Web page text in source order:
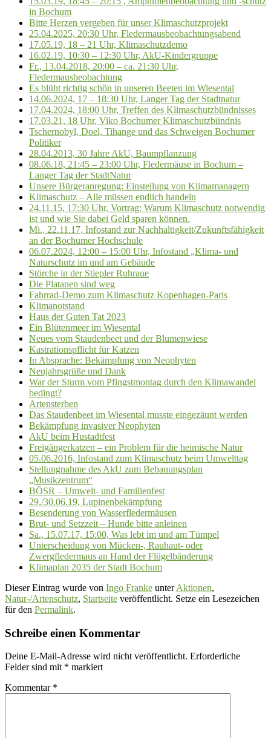
in Bochum
Bitte Herzen vergeben für unser Klimaschutzprojekt
25.04.2025, 20:30 Uhr, Fledermausbeobachtungsabend
17.05.19, 18 – 21 Uhr, Klimaschutzdemo
16.02.19, 10:30 – 12:30 Uhr, AkU-Kindergruppe
Fr., 13.04.2018, 20:00 – ca. 21:30 Uhr,
Fledermausbeobachtung
Es blüht richtig schön in unseren Beeten im Wiesental
14.06.2024, 17 – 18:30 Uhr, Langer Tag der Stadtnatur
17.04.2024, 18:00 Uhr, Treffen des Klimaschutzbündnisses
17.03.21, 18 Uhr, Viko Bochumer Klimaschutzbündnis
Tschernobyl, Doel, Tihange und das Schweigen Bochumer
Politiker
28.04.2013, 30 Jahre AkU, Baumpflanzung
08.06.18, 21:45 – 23:00 Uhr, Fledermäuse in Bochum –
Langer Tag der StadtNatur
Unsere Bürgeranregung: Einstellung von Klimamanagern
Klimaschutz – Alle müssen endlich handeln
24.11.15, 17:30 Uhr, Vortrag: Warum Klimaschutz notwendig
ist und wie Sie dabei Geld sparen können.
Mi., 22.11.17, Infostand zur Nachhaltigkeit/Zukunftsfähigkeit
an der Bochumer Hochschule
06.07.2024, 12:00 – 15:00 Uhr, Infostand „Klima- und
Naturschutz im und am Gebäude
Störche in der Stiepler Ruhraue
Die Platanen sind weg
Fahrrad-Demo zum Klimaschutz Kopenhagen-Paris
Klimanotstand
Haus der Guten Tat 2023
Ein Blütenmeer im Wiesental
Neues vom Staudenbeet und der Blumenwiese
Kastrationspflicht für Katzen
In Absprache: Bekämpfung von Neophyten
Neujahrsgrüße und Dank
War der Sturm vom Pfingstmontag durch den Klimawandel
bedingt?
Artensterben
Das Staudenbeet im Wiesental musste eingezäunt werden
Bekämpfung invasiver Neophyten
AkU beim Hustadtfest
Freigängerkatzen – ein Problem für die heimische Natur
05.06.2016, Infostand zum Klimaschutz beim Umwelttag
Stellungnahme des AkU zum Bebauungsplan
„Musikzentrum“
BÖSR – Umwelt- und Familienfest
29./30.06.19, Lupinenbekämpfung
Besenderung von Wasserfledermäusen
Brut- und Setzzeit – Hunde bitte anleinen
Sa., 15.07.17, 15:00, Was lebt im und am Tümpel
Unterscheidung von Mücken-, Rauhaut- oder
Zwergfledermaus an Hand der Flügelbänderung
Klimaplan 2035 der Stadt Bochum
Dieser Eintrag wurde von Ingo Franke unterAktionen,
Natur-/Artenschutz, Startseite veröffentlicht. Setze ein Lesezeichen
für den Permalink.
Schreibe einen Kommentar
Deine E-Mail-Adresse wird nicht veröffentlicht. Erforderliche
Felder sind mit * markiert
Kommentar *